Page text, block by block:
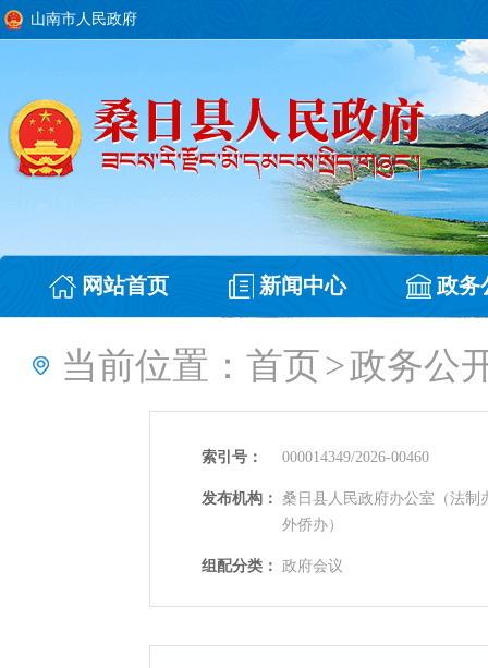
山南市人民政府
网站首页 新闻中心 政务
当前位置： 首页>政务公
索引号： 000014349/2026-00460
发布机构： 桑日县人民政府办公室（法制
外侨办）
组配分类： 政府会议